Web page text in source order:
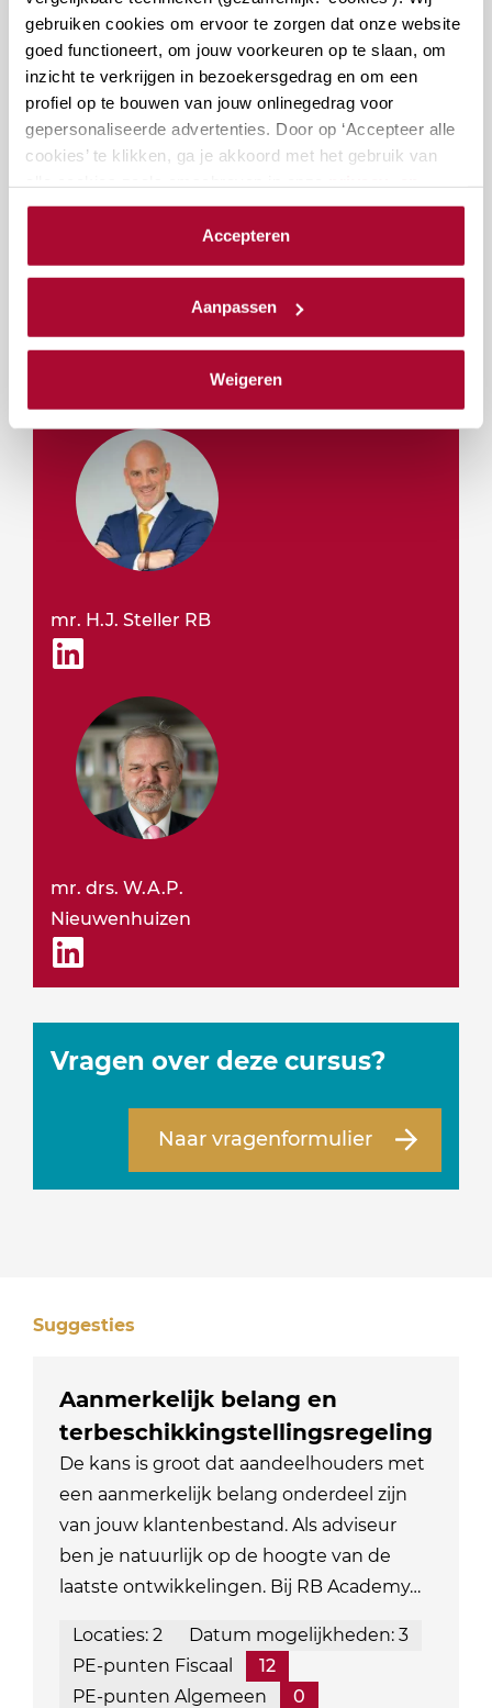
gebruiken cookies om ervoor te zorgen dat onze website
goed functioneert, om jouw voorkeuren op te slaan, om
inzicht te verkrijgen in bezoekersgedrag en om een
profiel op te bouwen van jouw onlinegedrag voor
gepersonaliseerde advertenties. Door op ‘Accepteer alle
cookies’ te klikken, ga je akkoord met het gebruik van
cookieverklaring.
We werken samen met23 derdendie uw gegevens
Accepteren
Aanpassen
Weigeren
Docenten
mr. P.P.S.C.
mr. H.J. Steller RB
mr. drs. W.A.P.
Nieuwenhuizen
Vragen over deze cursus?
Naar vragenformulier
Suggesties
Aanmerkelijk belang en
terbeschikkingstellingsregeling
De kans is groot dat aandeelhouders met
een aanmerkelijk belang onderdeel zijn
van jouw klantenbestand. Als adviseur
ben je natuurlijk op de hoogte van de
laatste ontwikkelingen. Bij RB Academy…
Locaties: 2
Datum mogelijkheden: 3
PE-punten Fiscaal
12
PE-punten Algemeen
0